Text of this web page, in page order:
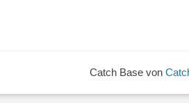
Catch Base von